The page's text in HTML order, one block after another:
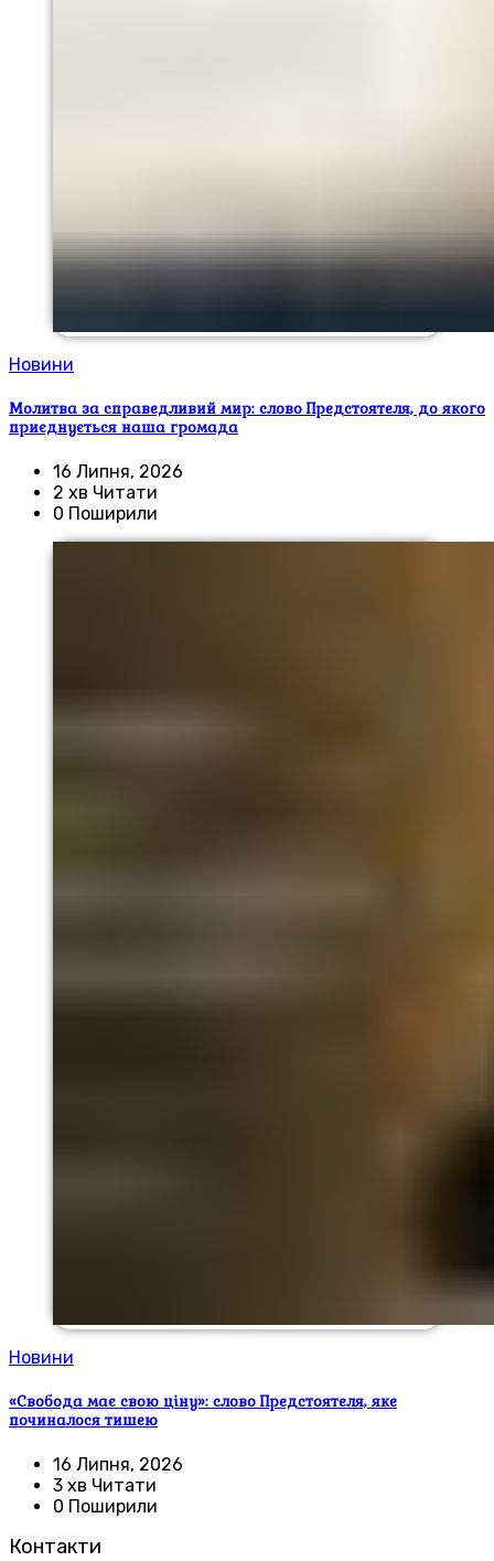
Новини
Молитва за справедливий мир: слово Предстоятеля, до якого
приєднується наша громада
16 Липня, 2026
2 хв Читати
0 Поширили
Новини
«Свобода має свою ціну»: слово Предстоятеля, яке
починалося тишею
16 Липня, 2026
3 хв Читати
0 Поширили
Контакти